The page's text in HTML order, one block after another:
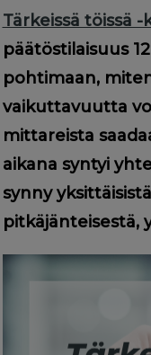
Tärkeissä töissä
päätöstilaisuus
pohtimaan,
vaikuttavuutta
mittareista
aikana syntyi
synny
pitkäjänteisestä,